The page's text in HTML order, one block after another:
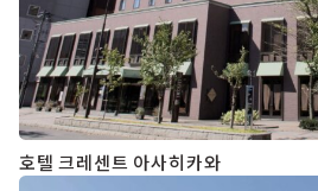
호텔 크레센트 아사히카와